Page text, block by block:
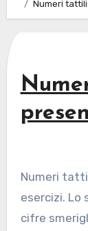
Numeri
Numeri tattili Montessori: presentazione ed
esercizi.
cifre